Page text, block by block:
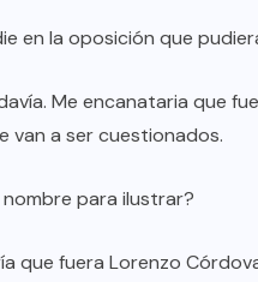
en la oposición que
Me encanataria que
van a ser cuestionados.
nombre para ilustrar?
que fuera Lorenzo